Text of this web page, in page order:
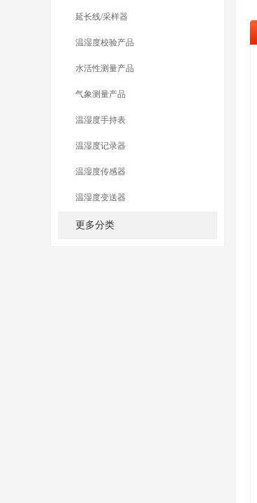
延长线/采样器
温湿度校验产品
水活性测量产品
气象测量产品
温湿度手持表
温湿度记录器
温湿度传感器
温湿度变送器
更多分类